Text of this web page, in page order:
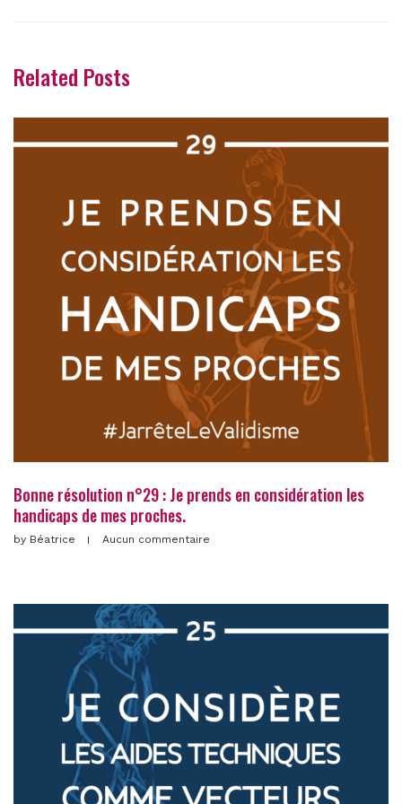
Related Posts
Bonne résolution n°29 : Je prends en considération les
handicaps de mes proches.
by Béatrice Aucun commentaire